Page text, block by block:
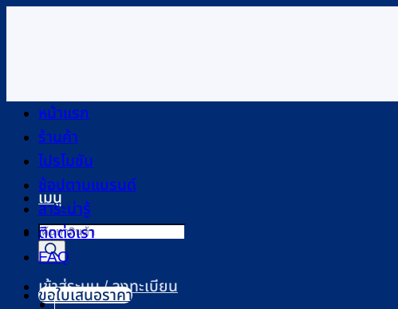
เมนู
Products
search
เข้าสู่ระบบ / ลงทะเบียน
หน้าแรก
ร้านค้า
โปรโมชัน
ช้อปตามแบรนด์
สาระน่ารู้
ติดต่อเรา
FAQ
ขอใบเสนอราคา